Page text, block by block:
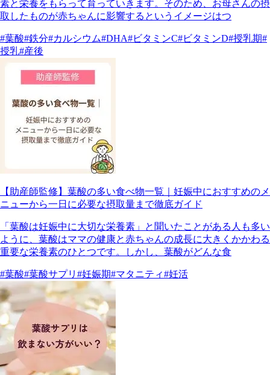
素と栄養をもらって育っていきます。そのため、お母さんの摂
取したものが赤ちゃんに影響するというイメージはつ
#葉酸#鉄分#カルシウム#DHA#ビタミンC#ビタミンD#授乳期#
授乳#産後
【助産師監修】葉酸の多い食べ物一覧｜妊娠中におすすめのメ
ニューから一日に必要な摂取量まで徹底ガイド
「葉酸は妊娠中に大切な栄養素」と聞いたことがある人も多い
ように、葉酸はママの健康と赤ちゃんの成長に大きくかかわる
重要な栄養素のひとつです。しかし、葉酸がどんな食
#葉酸#葉酸サプリ #妊娠期#マタニティ#妊活